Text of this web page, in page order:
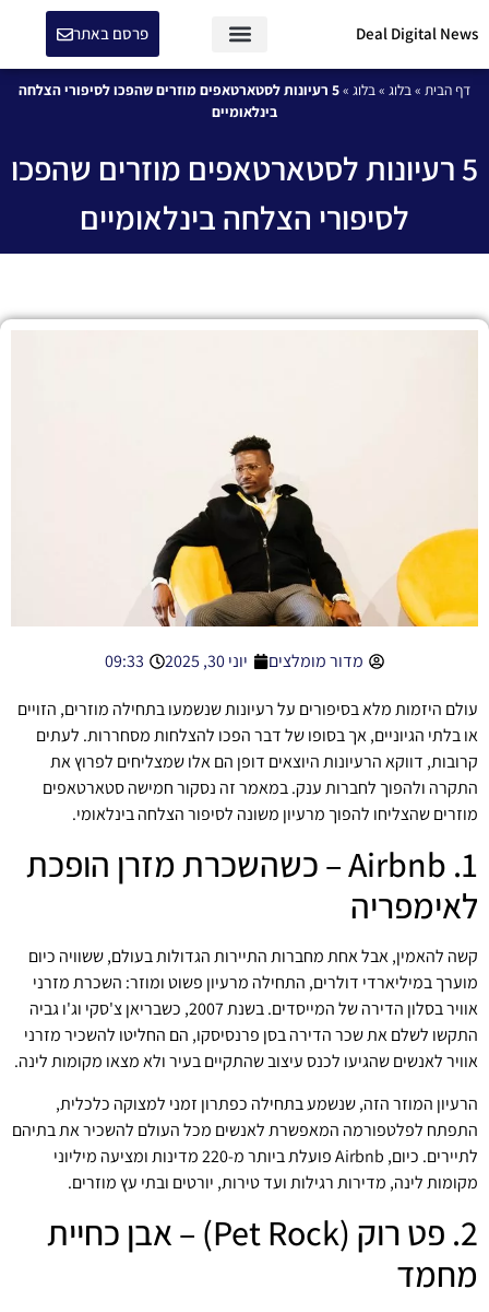
Deal Digital News פרסם באתר
דף הבית »בלוג »בלוג »
5 רעיונות לסטארטאפים מוזרים שהפכו לסיפורי הצלחה
בינלאומיים
5 רעיונות לסטארטאפים מוזרים שהפכו
לסיפורי הצלחה בינלאומיים
מדור מומלצים יוני 30, 2025 09:33
עולם היזמות מלא בסיפורים על רעיונות שנשמעו בתחילה מוזרים, הזויים
או בלתי הגיוניים, אך בסופו של דבר הפכו להצלחות מסחררות. לעתים
קרובות, דווקא הרעיונות היוצאים דופן הם אלו שמצליחים לפרוץ את
התקרה ולהפוך לחברות ענק. במאמר זה נסקור חמישהסטארטאפים
מוזרים שהצליחו להפוך מרעיון משונה לסיפור הצלחה בינלאומי.
1. Airbnb – כשהשכרת מזרן הופכת
לאימפריה
קשה להאמין, אבל אחת מחברות התיירות הגדולות בעולם, ששוויה כיום
מוערך במיליארדי דולרים, התחילה מרעיון פשוט ומוזר: השכרת מזרני
אוויר בסלון הדירה של המייסדים. בשנת 2007, כשבריאן צ'סקי וג'ו גביה
התקשו לשלם את שכר הדירה בסן פרנסיסקו, הם החליטו להשכיר מזרני
אוויר לאנשים שהגיעו לכנס עיצוב שהתקיים בעיר ולא מצאו מקומות לינה.
הרעיון המוזר הזה, שנשמע בתחילה כפתרון זמני למצוקה כלכלית,
התפתח לפלטפורמה המאפשרת לאנשים מכל העולם להשכיר את בתיהם
לתיירים. כיום, Airbnb פועלת ביותר מ-220 מדינות ומציעה מיליוני
מקומות לינה, מדירות רגילות ועד טירות, יורטים ובתי עץ מוזרים.
2. פט רוק (Pet Rock) – אבן כחיית
מחמד